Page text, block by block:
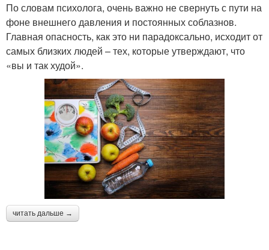
По словам психолога, очень важно не свернуть с пути на
фоне внешнего давления и постоянных соблазнов.
Главная опасность, как это ни парадоксально, исходит от
самых близких людей – тех, которые утверждают, что
«вы и так худой».
читать дальше →